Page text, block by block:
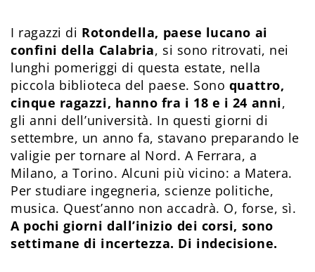
I ragazzi di Rotondella, paese lucano ai
confini della Calabria, si sono ritrovati, nei
lunghi pomeriggi di questa estate, nella
piccola biblioteca del paese. Sono quattro,
cinque ragazzi, hanno fra i 18 e i 24 anni,
gli anni dell’università. In questi giorni di
settembre, un anno fa, stavano preparando le
valigie per tornare al Nord. A Ferrara, a
Milano, a Torino. Alcuni più vicino: a Matera.
Per studiare ingegneria, scienze politiche,
musica. Quest’anno non accadrà. O, forse, sì.
A pochi giorni dall’inizio dei corsi, sono
settimane di incertezza. Di indecisione.